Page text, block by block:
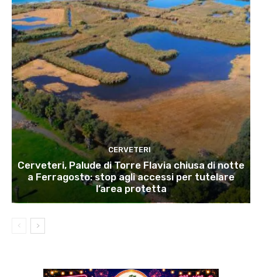
CERVETERI
Cerveteri, Palude di Torre Flavia chiusa di notte
a Ferragosto: stop agli accessi per tutelare
l’area protetta